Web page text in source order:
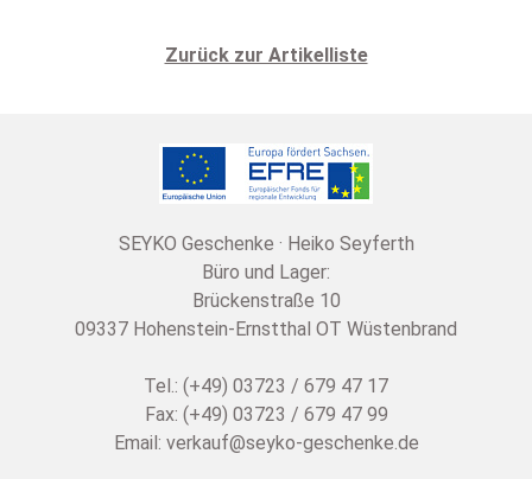
Zurück zur Artikelliste
SEYKO Geschenke · Heiko Seyferth
Büro und Lager:
Brückenstraße 10
09337 Hohenstein-Ernstthal OT Wüstenbrand
Tel.: (+49) 03723 / 679 47 17
Fax: (+49) 03723 / 679 47 99
Email: verkauf@seyko-geschenke.de